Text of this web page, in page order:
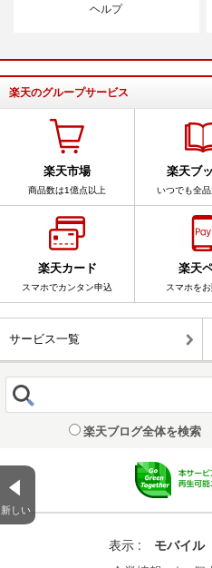
新しい
ヘルプ
楽天のグループサービス
楽天市場
商品数は1億点以上
楽天ブ
いつでも全
楽天カード
スマホでカンタン申込
楽天
スマホを
サービス一覧
楽天ブログ全体を検索
表示 : モバイル